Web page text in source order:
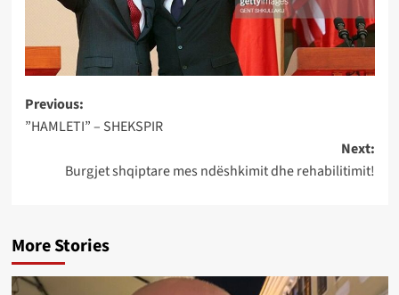
Post
navigation
Previous:
”HAMLETI” – SHEKSPIR
Next:
Burgjet shqiptare mes ndëshkimit dhe rehabilitimit!
More Stories